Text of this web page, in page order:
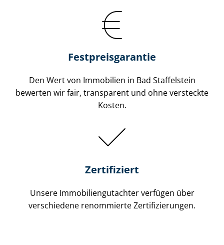
Festpreis​garantie
Den Wert von Immobilien in Bad Staffelstein
bewerten wir fair, transparent und ohne versteckte
Kosten.
Zertifiziert
Unsere Immobilien­gutachter verfügen über
verschiedene renommierte Zer­ti­fi­zie­run­gen.